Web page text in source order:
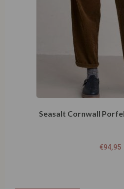
Seasalt Cornwall
€94,95